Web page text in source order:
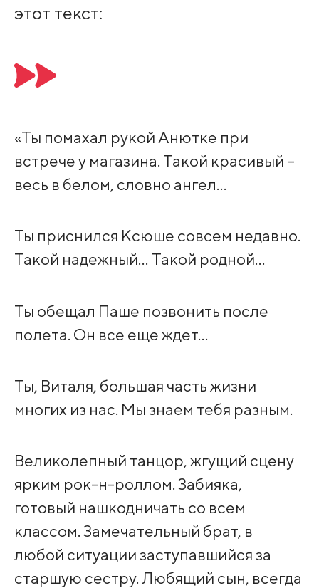
этот текст:
«Ты помахал рукой Анютке при
встрече у магазина. Такой красивый –
весь в белом, словно ангел…
Ты приснился Ксюше совсем недавно.
Такой надежный… Такой родной…
Ты обещал Паше позвонить после
полета. Он все еще ждет…
Ты, Виталя, большая часть жизни
многих из нас. Мы знаем тебя разным.
Великолепный танцор, жгущий сцену
ярким рок-н-роллом. Забияка,
готовый нашкодничать со всем
классом. Замечательный брат, в
любой ситуации заступавшийся за
старшую сестру. Любящий сын, всегда